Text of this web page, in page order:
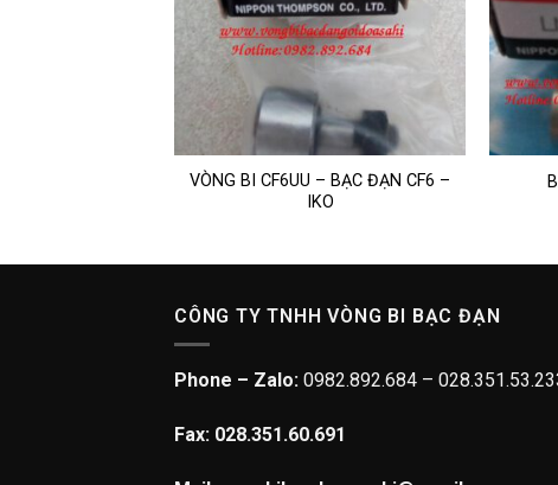
VÒNG BI CF6UU – BẠC ĐẠN CF6 –
IKO
CÔNG TY TNHH VÒNG BI BẠC ĐẠN
Phone – Zalo: 0982.892.684 –
Fax: 028.351.60.691